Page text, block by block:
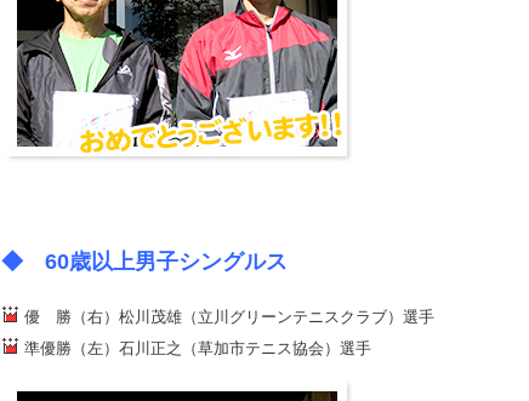
◆ 60歳以上男子シングルス
優 勝（右）松川茂雄（立川グリーンテニスクラブ）選手
準優勝（左）石川正之（草加市テニス協会）選手